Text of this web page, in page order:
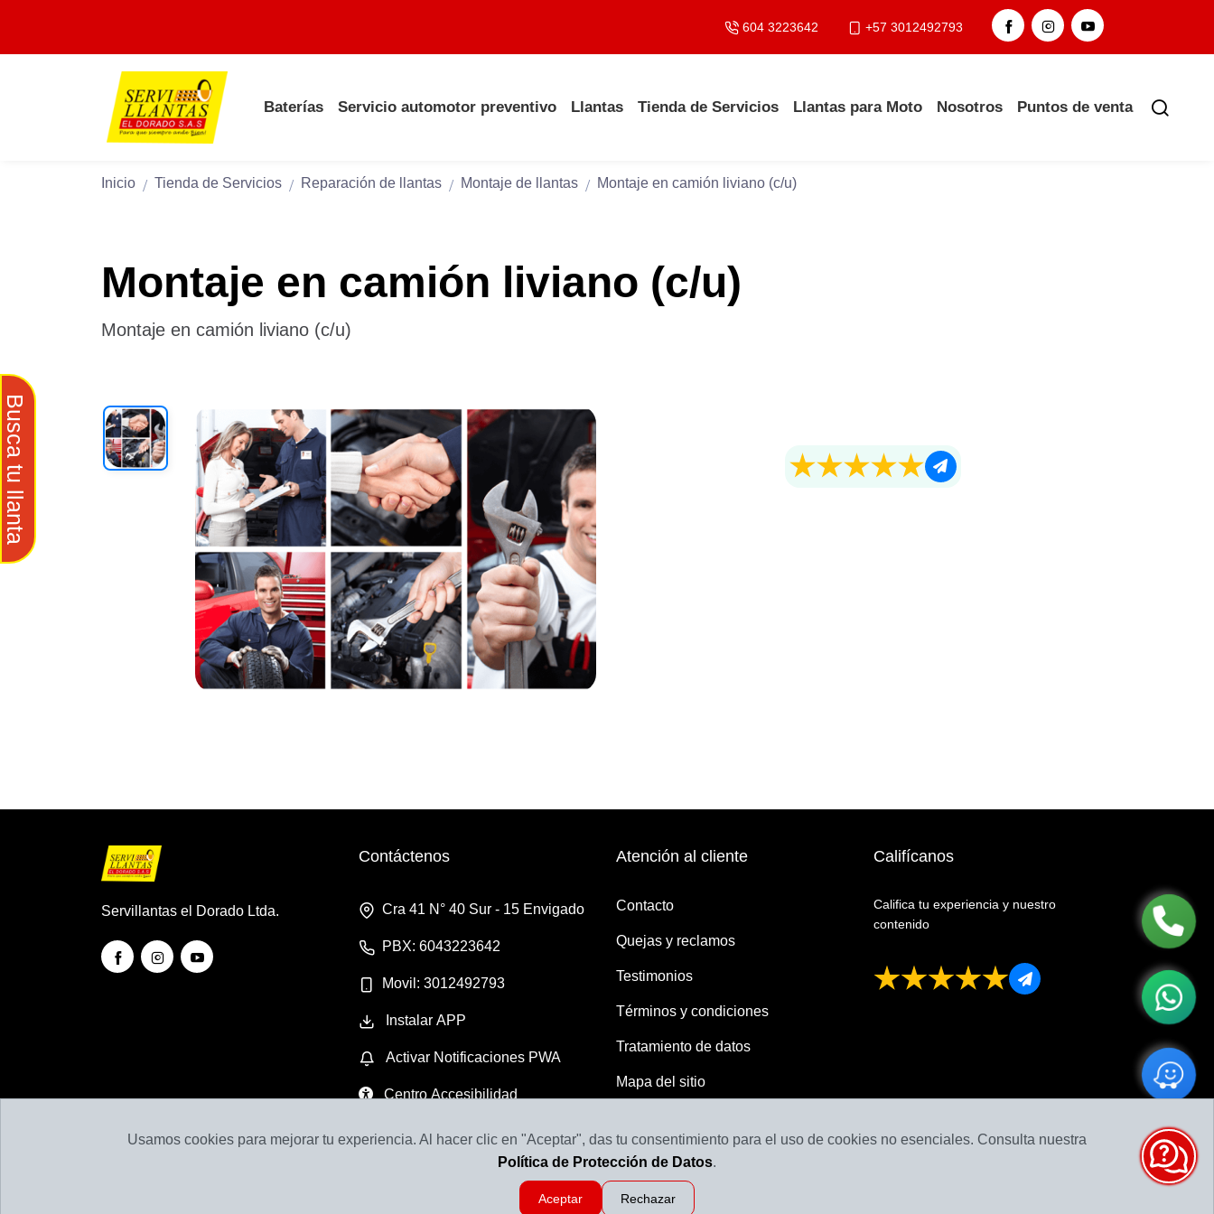
604 3223642 +57 3012492793
Baterías Servicio automotor preventivo Llantas Tienda de Servicios Llantas para Moto Nosotros Puntos de venta
Inicio Tienda de Servicios Reparación de llantas Montaje de llantas Montaje en camión liviano (c/u)
Montaje en camión liviano (c/u)
Montaje en camión liviano (c/u)
Busca tu llanta
Usamos cookies para mejorar tu experiencia. Al hacer clic en "Aceptar", das tu consentimiento para el uso de cookies no esenciales. Consulta nuestra
Política de Protección de Datos.
Aceptar Rechazar
Servillantas el Dorado Ltda.
Contáctenos
Cra 41 N° 40 Sur - 15 Envigado
PBX: 6043223642
Movil: 3012492793
Instalar APP
Activar Notificaciones PWA
Centro Accesibilidad
Atención al cliente
Contacto
Quejas y reclamos
Testimonios
Términos y condiciones
Tratamiento de datos
Mapa del sitio
Califícanos
Califica tu experiencia y nuestro
contenido
Llantas y Baterías en Medellín | Servillantas el Dorado